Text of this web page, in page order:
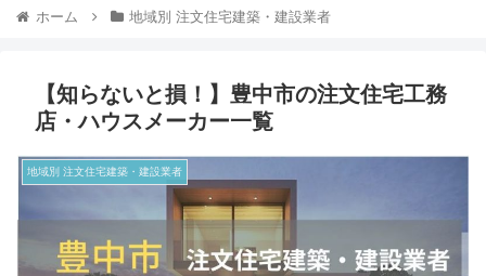
ホーム 地域別 注文住宅建築・建設業者
【知らないと損！】豊中市の注文住宅工務
店・ハウスメーカー一覧
地域別 注文住宅建築・建設業者